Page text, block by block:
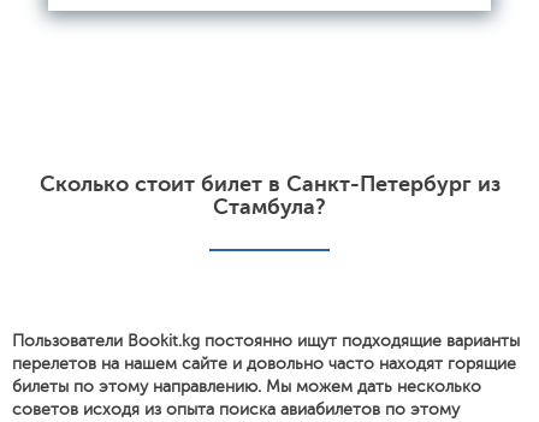
Сколько стоит билет в Санкт-Петербург из
Стамбула?
Пользователи Bookit.kg постоянно ищут подходящие варианты
перелетов на нашем сайте и довольно часто находят горящие
билеты по этому направлению. Мы можем дать несколько
советов исходя из опыта поиска авиабилетов по этому